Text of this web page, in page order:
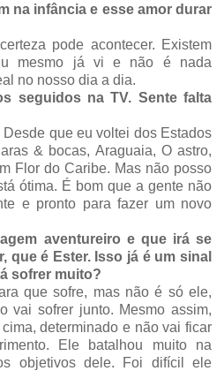
na infância e esse amor durar
pode acontecer. Existem
mesmo já vi e não é nada
no nosso dia a dia.
seguidos na TV. Sente falta
que eu voltei dos Estados
& bocas, Araguaia, O astro,
Flor do Caribe. Mas não posso
ótima. É bom que a gente não
e pronto para fazer um novo
aventureiro e que irá se
que é Ester. Isso já é um sinal
sofrer muito?
que sofre, mas não é só ele,
vai sofrer junto. Mesmo assim,
determinado e não vai ficar
Ele batalhou muito na
objetivos dele. Foi difícil ele